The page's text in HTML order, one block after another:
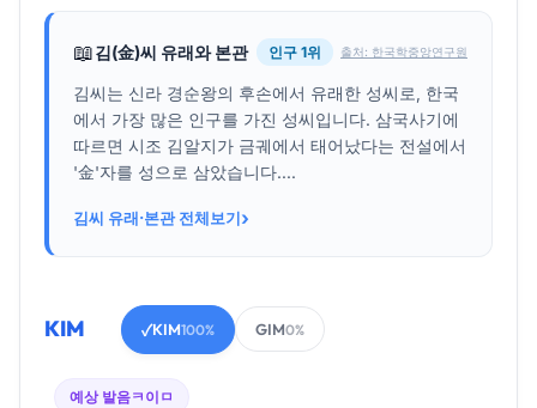
📖김(金)씨 유래와 본관 인구 1위 출처: 한국학중앙연구원
김씨는 신라 경순왕의 후손에서 유래한 성씨로, 한국
에서 가장 많은 인구를 가진 성씨입니다. 삼국사기에
따르면 시조 김알지가 금궤에서 태어났다는 전설에서
'金'자를 성으로 삼았습니다....
김씨 유래·본관 전체보기›
KIM ✓KIM100% GIM0%
예상 발음ㅋ이ㅁ